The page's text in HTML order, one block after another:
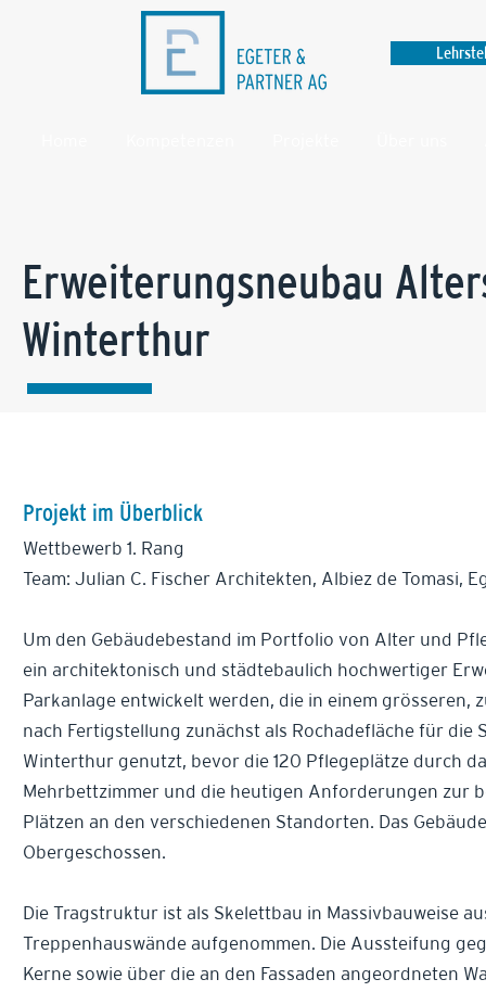
Erweiterungsneubau
Winterthur
Projekt im Überblick
Wettbewerb 1. Rang
Team: Julian C. Fischer Architekten, Albiez de Tomasi,
Um den Gebäudebestand im Portfolio von Alter und
ein architektonisch und städtebaulich hochwertiger
Parkanlage entwickelt werden, die in einem grösseren,
nach Fertigstellung zunächst als Rochadefläche für
Winterthur genutzt, bevor die 120 Pflegeplätze durch
Mehrbettzimmer und die heutigen Anforderungen zur
Plätzen an den verschiedenen Standorten. Das
Obergeschossen.
Die Tragstruktur ist als Skelettbau in Massivbauweise
Treppenhauswände aufgenommen. Die Aussteifung
Kerne sowie über die an den Fassaden angeordneten